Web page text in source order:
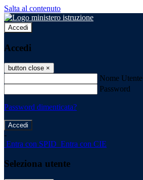
Salta al contenuto
Accedi
Accedi
button close ×
Nome Utente
Password
Password dimenticata?
-
Entra con SPID Entra con CIE
Seleziona utente